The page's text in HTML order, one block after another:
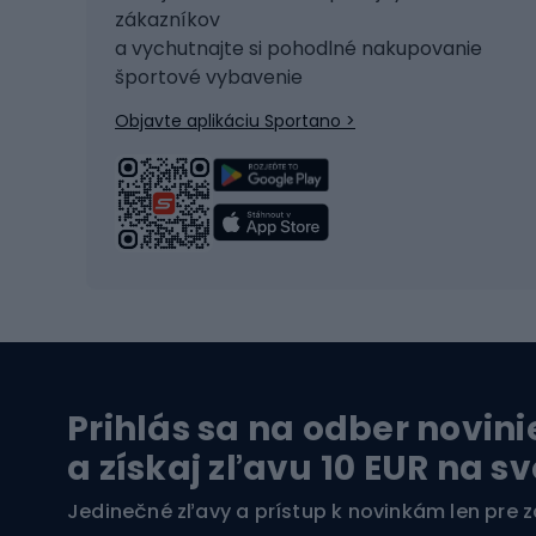
Korčule
Snowboard
Turistická obuv
Trekingová obuv
Plavky
zákazníkov
a vychutnajte si pohodlné nakupovanie
športové vybavenie
Objavte aplikáciu Sportano >
Prihlás sa na odber
a získaj zľavu 10 EUR na
Jedinečné zľavy a prístup k novinkám len pre